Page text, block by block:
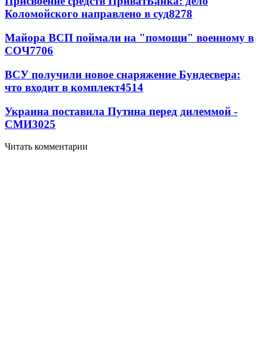
Коломойского направлено в суд8278
Майора ВСП поймали на "помощи" военному в
СОЧ7706
ВСУ получили новое снаряжение Бундесвера:
что входит в комплект4514
Украина поставила Путина перед дилеммой -
СМИ3025
Читать комментарии